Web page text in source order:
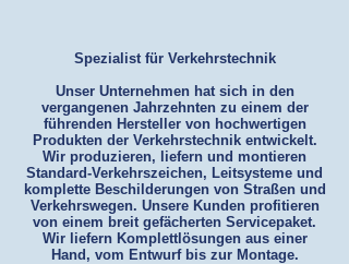
Spezialist für Verkehrstechnik
Unser Unternehmen hat sich in den
vergangenen Jahrzehnten zu einem der
führenden Hersteller von hochwertigen
Produkten der Verkehrstechnik entwickelt.
Wir produzieren, liefern und montieren
Standard-Verkehrszeichen, Leitsysteme und
komplette Beschilderungen von Straßen und
Verkehrswegen. Unsere Kunden profitieren
von einem breit gefächerten Servicepaket.
Wir liefern Komplettlösungen aus einer
Hand, vom Entwurf bis zur Montage.